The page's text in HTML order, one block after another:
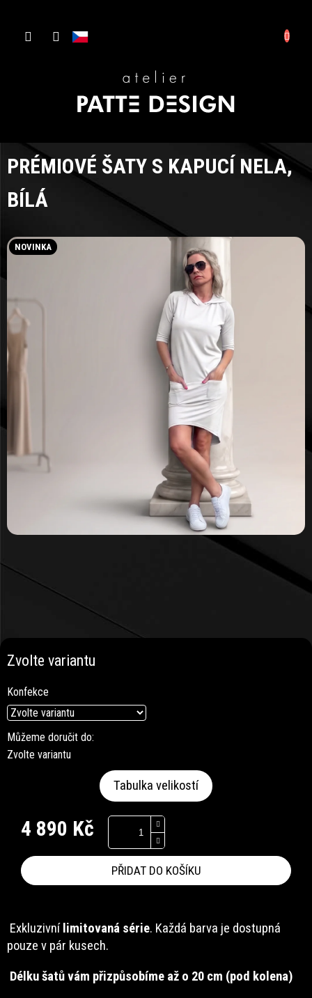
PRÉMIOVÉ ŠATY S KAPUCÍ NELA,
BÍLÁ
NOVINKA
Zvolte variantu
Konfekce
Můžeme doručit do:
Zvolte variantu
Tabulka velikostí
4 890 Kč
Měrná
cena:
PŘIDAT DO KOŠÍKU
Exkluzivní limitovaná série. Každá barva je dostupná
pouze v pár kusech.
Délku šatů vám přizpůsobíme až o 20 cm (pod kolena)